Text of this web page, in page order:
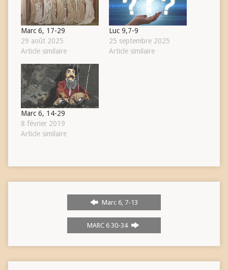
Marc 6, 17-29
29 août 2025
Article similaire
Luc 9,7-9
25 septembre 2025
Article similaire
Marc 6, 14-29
8 février 2019
Article similaire
Marc 6, 7-13
MARC 6 30-34